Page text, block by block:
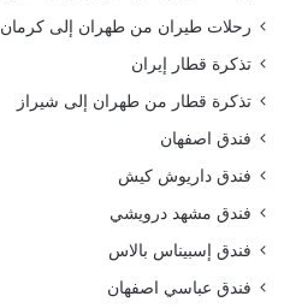
رحلات طيران من طهران إلى كرمان
تذكرة قطار إيران
تذكرة قطار من طهران إلى شيراز
فندق اصفهان
فندق داريوش كيش
فندق مشهد درويشي
فندق إسبيناس بالاس
فندق عباسي اصفهان